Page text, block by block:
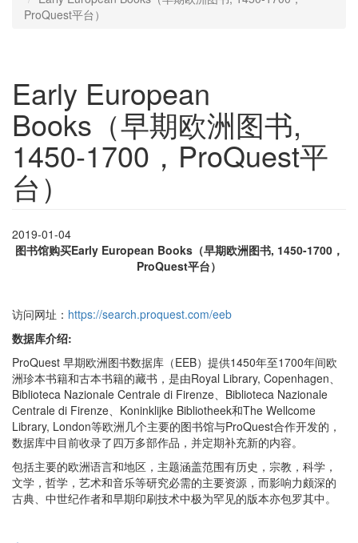
ProQuest平台）
Early European
Books（早期欧洲图书,
1450-1700，ProQuest平
台）
2019-01-04
图书馆购买Early European Books（早期欧洲图书, 1450-1700，
ProQuest平台）
访问网址： https://search.proquest.com/eeb
数据库介绍:
ProQuest 早期欧洲图书数据库（EEB）提供1450年至1700年间欧
洲珍本书籍和古本书籍的藏书，是由Royal Library, Copenhagen、
Biblioteca Nazionale Centrale di Firenze、Biblioteca Nazionale
Centrale di Firenze、Koninklijke Bibliotheek和The Wellcome
Library, London等欧洲几个主要的图书馆与ProQuest合作开发的，
数据库中目前收录了四万多部作品，并定期补充新的内容。
包括主要的欧洲语言和地区，主题涵盖范围有历史，宗教，科学，
文学，哲学，艺术和音乐等研究必需的主要资源，而影响力颇深的
古典、中世纪作者和早期印刷技术中极为罕见的版本亦包罗其中。